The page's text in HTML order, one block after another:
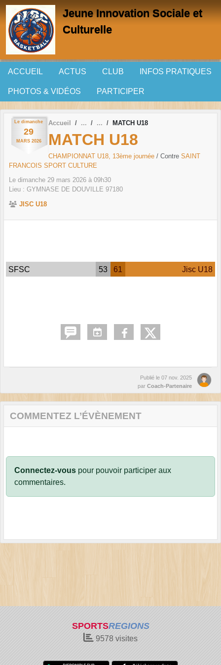
Jeune Innovation Sociale et
Culturelle
ACCUEIL ACTUS CLUB INFOS PRATIQUES
PHOTOS & VIDÉOS PARTICIPER
Le dimanche
29
MARS 2026
Accueil MATCH U18
MATCH U18
CHAMPIONNAT U18, 13ème journée / Contre SAINT
FRANCOIS SPORT CULTURE
Le dimanche 29 mars 2026 à 09h30
Lieu : GYMNASE DE DOUVILLE 97180
JISC U18
SFSC 53 61 Jisc U18
Publié le 07 nov. 2025
par Coach-Partenaire
COMMENTEZ L’ÉVÈNEMENT
Connectez-vous pour pouvoir participer aux
commentaires.
SPORTSREGIONS
9578 visites
Panneau de gestion des cookies